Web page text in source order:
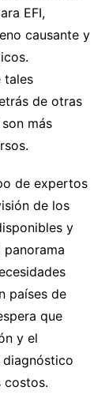
EFI,
causante y
tales
de otras
más
de expertos
de los
y
países de
que
y el
diagnóstico
costos.